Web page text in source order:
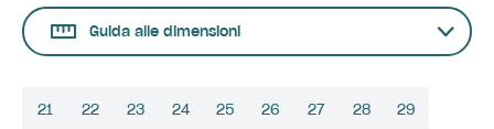
Guida alle dimensioni
21 22 23 24 25 26 27 28 29